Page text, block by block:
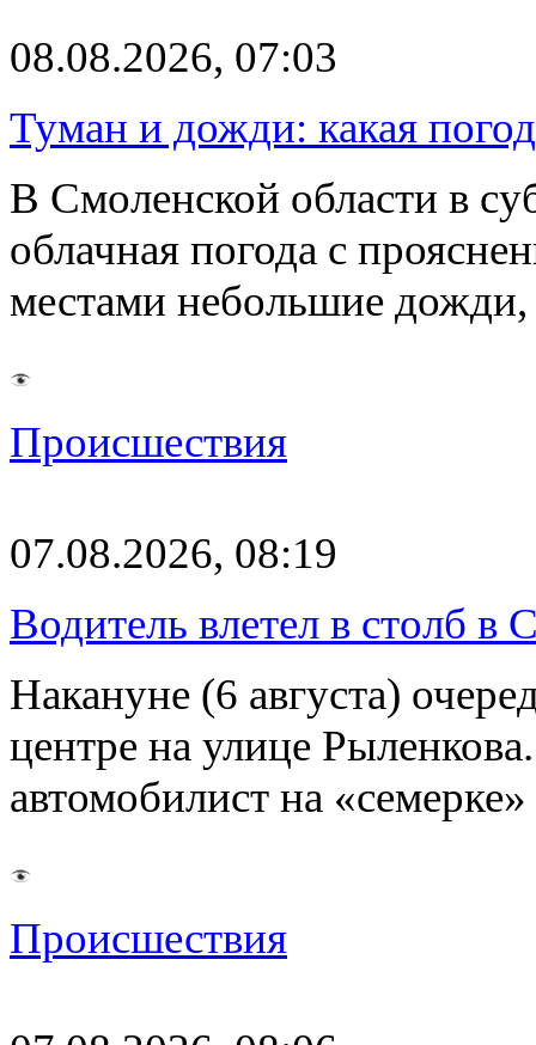
08.08.2026, 07:03
Туман и дожди: какая
В Смоленской области в
облачная погода с
местами небольшие
Происшествия
07.08.2026, 08:19
Водитель влетел в столб в
Накануне (6 августа)
центре на улице
автомобилист на
Происшествия